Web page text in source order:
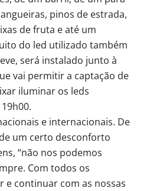
pinos de estrada,
de fruta e até um
do led utilizado também
será instalado junto à
vai permitir a captação de
iluminar os leds
e internacionais. De
um certo desconforto
“não nos podemos
Com todos os
e continuar com as nossas